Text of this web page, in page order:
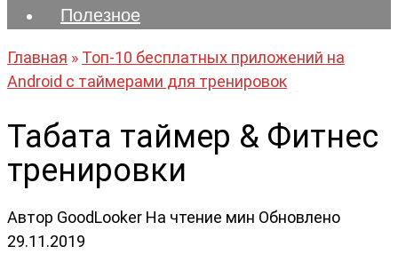
Полезноe
Главная » Топ-10 бесплатных приложений на
Android с таймерами для тренировок
Табата таймер & Фитнес
тренировки
Автор GoodLooker На чтение мин Обновлено
29.11.2019